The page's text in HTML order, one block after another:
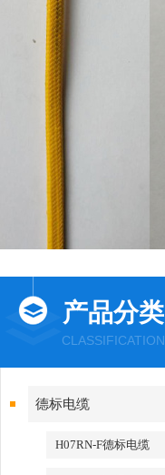
产品分类
CLASSIFICATION
德标电缆
H07RN-F德标电缆